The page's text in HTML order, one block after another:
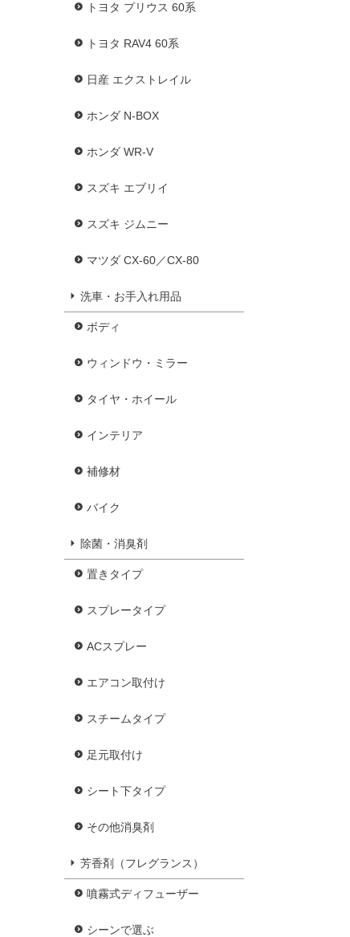
トヨタ プリウス 60系
トヨタ RAV4 60系
日産 エクストレイル
ホンダ N-BOX
ホンダ WR-V
スズキ エブリイ
スズキ ジムニー
マツダ CX-60／CX-80
洗車・お手入れ用品
ボディ
ウィンドウ・ミラー
タイヤ・ホイール
インテリア
補修材
バイク
除菌・消臭剤
置きタイプ
スプレータイプ
ACスプレー
エアコン取付け
スチームタイプ
足元取付け
シート下タイプ
その他消臭剤
芳香剤（フレグランス）
噴霧式ディフューザー
シーンで選ぶ